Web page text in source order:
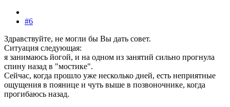
#6
Здравствуйте, не могли бы Вы дать совет.
Ситуация следующая:
я занимаюсь йогой, и на одном из занятий сильно прогнула
спину назад в "мостике".
Сейчас, когда прошло уже несколько дней, есть неприятные
ощущения в поянице и чуть выше в позвоночнике, когда
прогибаюсь назад.